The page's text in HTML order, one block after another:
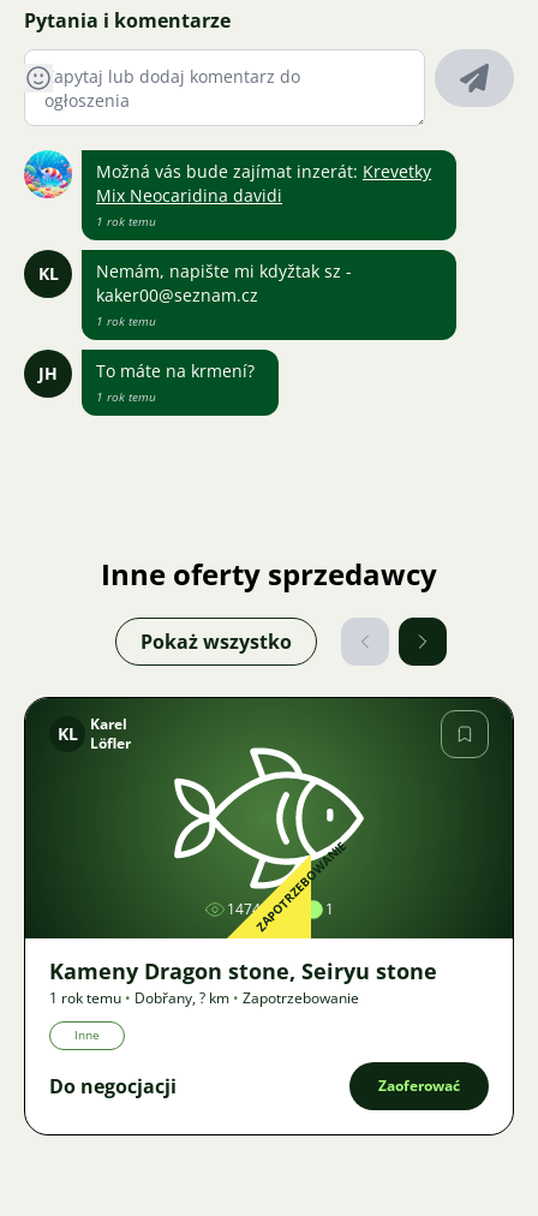
Pytania i komentarze
Možná vás bude zajímat inzerát: Krevetky
Mix Neocaridina davidi
1 rok temu
KL
Nemám, napište mi kdyžtak sz -
kaker00@seznam.cz
1 rok temu
JH To máte na krmení?
1 rok temu
Inne oferty sprzedawcy
Pokaż wszystko
Zdjęcie
KL
Karel
Löfler
1474 1
ZAPOTRZEBOWANIE
Kameny Dragon stone, Seiryu stone
1 rok temu • Dobřany,? km • Zapotrzebowanie
Inne
Do negocjacji Zaoferować